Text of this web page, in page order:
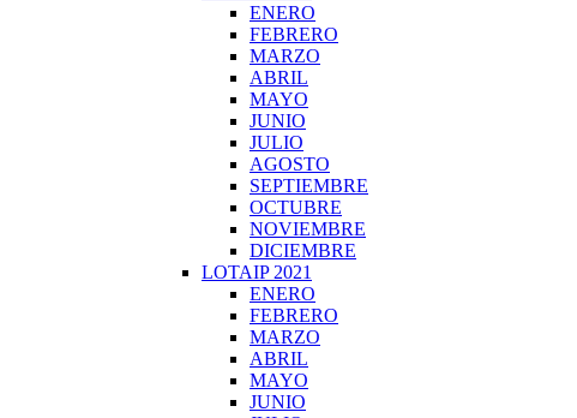
ENERO
FEBRERO
MARZO
ABRIL
MAYO
JUNIO
JULIO
AGOSTO
SEPTIEMBRE
OCTUBRE
NOVIEMBRE
DICIEMBRE
LOTAIP 2021
ENERO
FEBRERO
MARZO
ABRIL
MAYO
JUNIO